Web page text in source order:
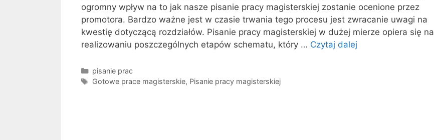
ogromny wpływ na to jak nasze pisanie pracy magisterskiej zostanie ocenione przez
promotora. Bardzo ważne jest w czasie trwania tego procesu jest zwracanie uwagi na
kwestię dotyczącą rozdziałów. Pisanie pracy magisterskiej w dużej mierze opiera się na
realizowaniu poszczególnych etapów schematu, który … Czytaj dalej
Kategorie
pisanie prac
Tagi
Gotowe prace magisterskie, Pisanie pracy magisterskiej